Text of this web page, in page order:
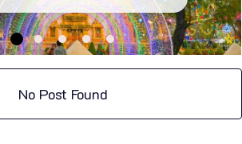
No Post Found